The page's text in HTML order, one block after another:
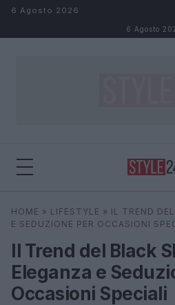
Salta al contenuto
6 Agosto 2026
6 Agosto
Cerca
HOME » LIFESTYLE » IL TREND
E SEDUZIONE PER OCCASIONI
Il Trend del Black
Eleganza e
Occasioni Speciali